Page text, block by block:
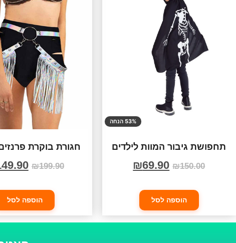
53% הנחה
תחפושת גיבור המוות לילדים
₪150.00
₪69.90
הוספה לסל
חגורת בוקרת
₪199.90
הוספה לסל